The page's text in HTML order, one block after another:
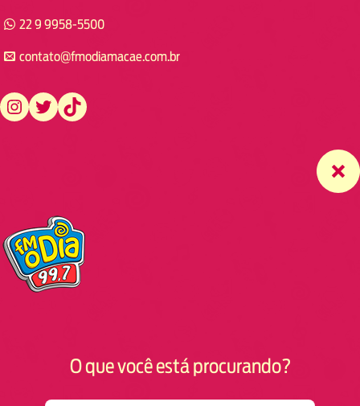
22 9 9958-5500
contato@fmodiamacae.com.br
https://www.instagram.com/fmodia.macae/ https://twitter.com/fmodia.macae/ https://www.tiktok.com/@fmodia.macae
O que você está procurando?